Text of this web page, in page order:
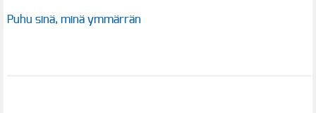
Puhu sinä, minä ymmärrän